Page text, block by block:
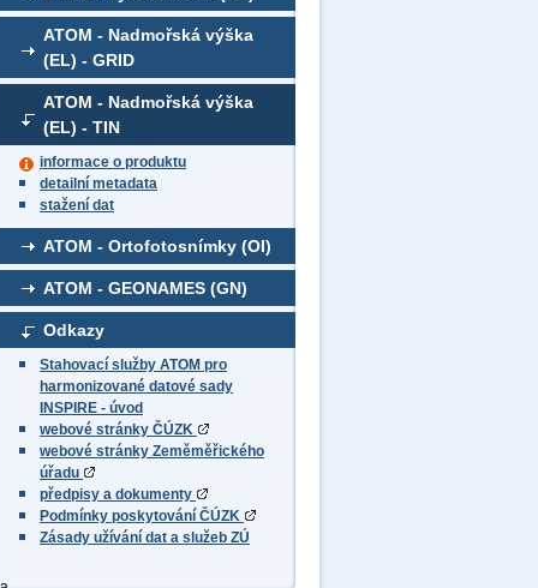
ATOM - Nadmořská výška
(EL) - GRID
ATOM - Nadmořská výška
(EL) - TIN
informace o produktu
detailní metadata
stažení dat
ATOM - Ortofotosnímky (OI)
ATOM - GEONAMES (GN)
Odkazy
Stahovací služby ATOM pro
harmonizované datové sady
INSPIRE - úvod
webové stránky ČÚZK
webové stránky Zeměměřického
úřadu
předpisy a dokumenty
Podmínky poskytování ČÚZK
Zásady užívání dat a služeb ZÚ